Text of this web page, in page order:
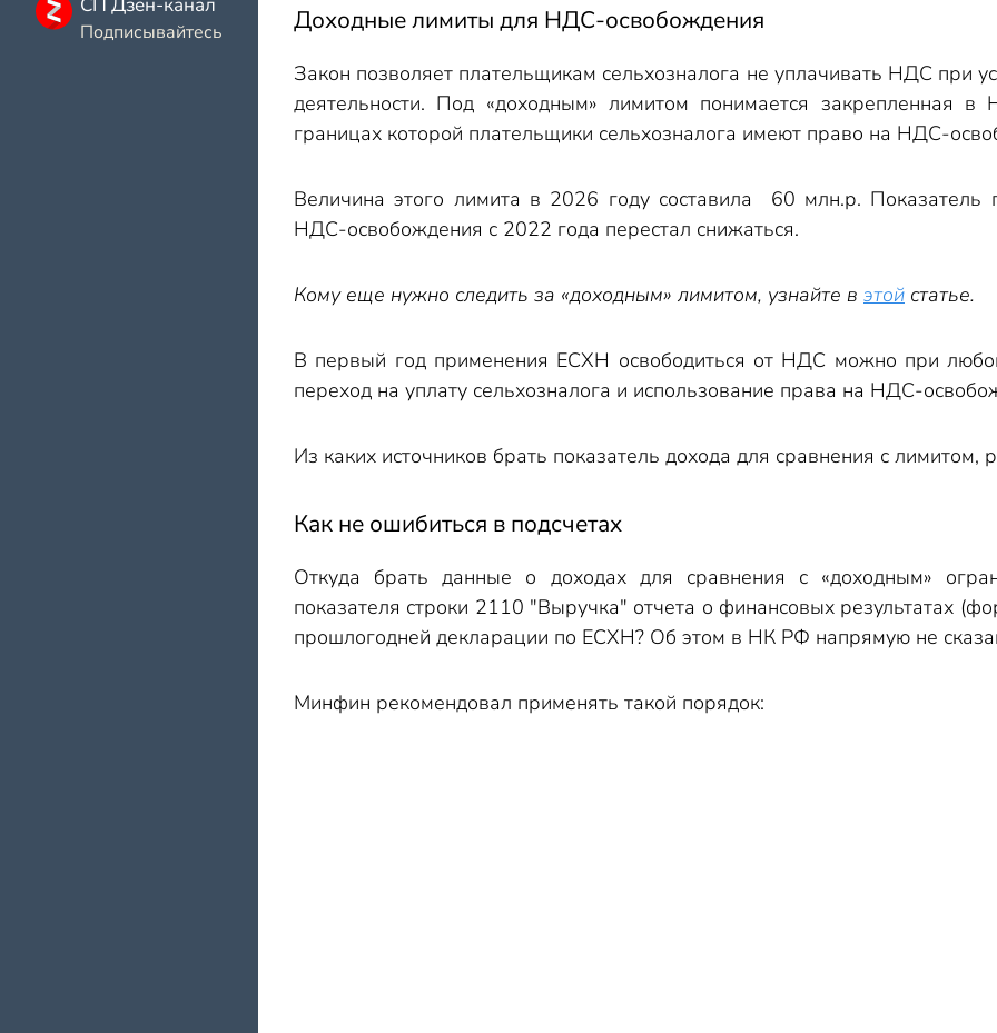
Подписывайтесь Доходные лимиты для НДС-освобождения
Закон позволяет плательщикам сельхозналога не уплачивать НДС при
деятельности. Под «доходным» лимитом понимается закрепленная
границах которой плательщики сельхозналога имеют право на НДС-
Величина этого лимита в 2026 году составила 60 млн.р. Показатель
НДС-освобождения с 2022 года перестал снижаться.
Кому еще нужно следить за «доходным» лимитом, узнайте в этой статье.
В первый год применения ЕСХН освободиться от НДС можно при
переход на уплату сельхозналога и использование права на НДС-
Из каких источников брать показатель дохода для сравнения с лимитом,
Как не ошибиться в подсчетах
Откуда брать данные о доходах для сравнения с «доходным»
показателя строки 2110 "Выручка" отчета о финансовых результатах
прошлогодней декларации по ЕСХН? Об этом в НК РФ напрямую не
Минфин рекомендовал применять такой порядок: